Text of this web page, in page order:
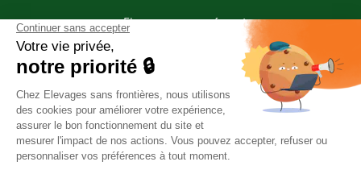
Elevages sans frontières est une
association Don en Confiance
depuis 2009. Don en Confiance est
un organisme indépendant qui
contrôle la bonne utilisation des
dons.
Association habilitée à recevoir des legs, donations et
assurances-vie.